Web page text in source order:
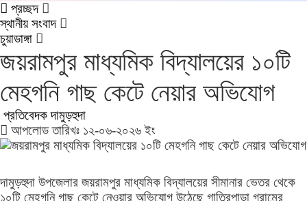
প্রচ্ছদ
স্থানীয় সংবাদ
চুয়াডাঙ্গা
জয়রামপুর মাধ্যমিক বিদ্যালয়ের ১০টি
মেহগনি গাছ কেটে নেয়ার অভিযোগ
প্রতিবেদক দামুড়হুদা
আপলোড তারিখঃ ১২-০৬-২০২৬ ইং
দামুড়হুদা উপজেলার জয়রামপুর মাধ্যমিক বিদ্যালয়ের সীমানার ভেতর থেকে
১০টি মেহগনি গাছ কেটে নেওয়ার অভিযোগ উঠেছে গাতিরপাড়া গ্রামের